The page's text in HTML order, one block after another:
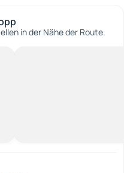
in der Nähe der Route.